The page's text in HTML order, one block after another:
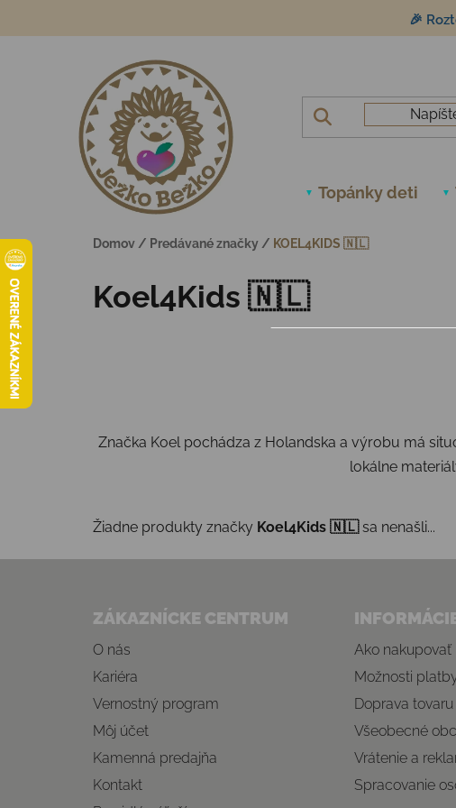
🎉
Topánky deti
Domov / Predávané značky / KOEL4KIDS 🇳🇱
Koel4Kids 🇳🇱
Značka Koel pochádza z Holandska a výrobu má
lokálne
Žiadne produkty značky Koel4Kids 🇳🇱sa nenašli...
ZÁKAZNÍCKE CENTRUM
O nás
Kariéra
Vernostný program
Môj účet
Kamenná predajňa
Kontakt
Ako nakupovať
Možnosti
Doprava tovaru
Všeobecné
Vrátenie a
Spracovanie